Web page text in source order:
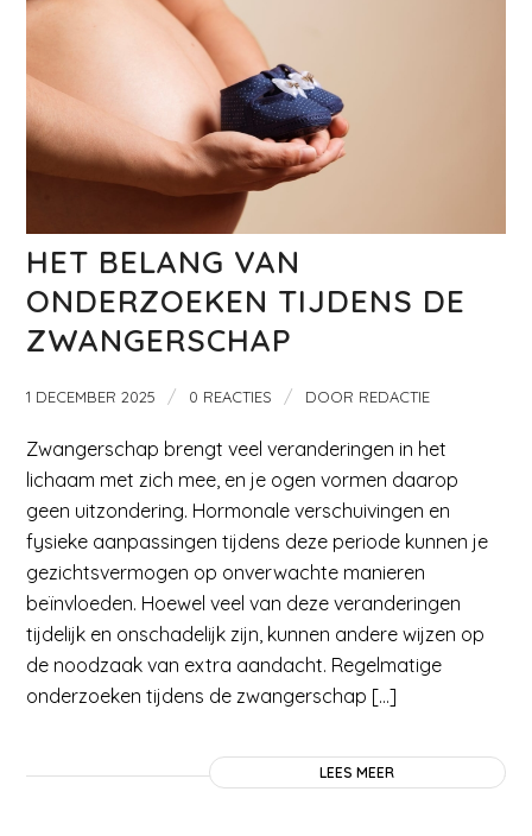
HET BELANG VAN
ONDERZOEKEN TIJDENS DE
ZWANGERSCHAP
1 DECEMBER 2025 / 0 REACTIES / DOOR REDACTIE
Zwangerschap brengt veel veranderingen in het
lichaam met zich mee, en je ogen vormen daarop
geen uitzondering. Hormonale verschuivingen en
fysieke aanpassingen tijdens deze periode kunnen je
gezichtsvermogen op onverwachte manieren
beïnvloeden. Hoewel veel van deze veranderingen
tijdelijk en onschadelijk zijn, kunnen andere wijzen op
de noodzaak van extra aandacht. Regelmatige
onderzoeken tijdens de zwangerschap […]
LEES MEER